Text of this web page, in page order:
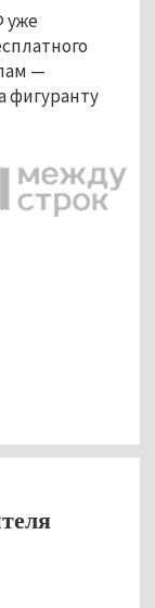
уже
—
фигуранту